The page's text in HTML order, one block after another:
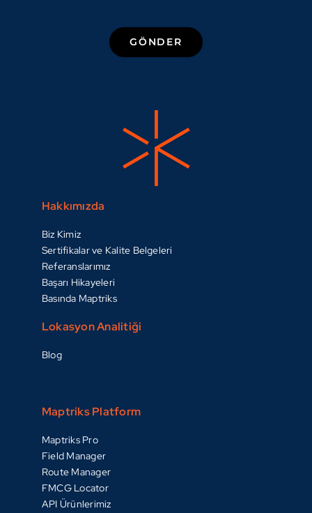
GÖNDER
Hakkımızda
Biz Kimiz
Sertifikalar ve Kalite Belgeleri
Referanslarımız
Başarı Hikayeleri
Basında Maptriks
Lokasyon Analitiği
Blog
Maptriks Platform
Maptriks Pro
Field Manager
Route Manager
FMCG Locator
API Ürünlerimiz